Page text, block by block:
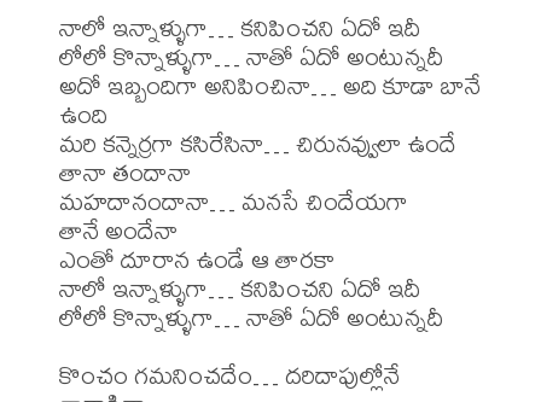
నాలో ఇన్నాళ్ళుగా… కనిపించని ఏదో ఇదీ
లోలో కొన్నాళ్ళుగా… నాతో ఏదో అంటున్నదీ
అదో ఇబ్బందిగా అనిపించినా… అది కూడా బానే
ఉంది
మరి కన్నెర్రగా కసిరేసినా… చిరునవ్వులా ఉందే
తానా తందానా
మహదానందానా… మనసే చిందేయగా
తానే అందేనా
ఎంతో దూరాన ఉండే ఆ తారకా
నాలో ఇన్నాళ్ళుగా… కనిపించని ఏదో ఇదీ
లోలో కొన్నాళ్ళుగా… నాతో ఏదో అంటున్నదీ
కొంచం గమనించదేం… దరిదాపుల్లోనే